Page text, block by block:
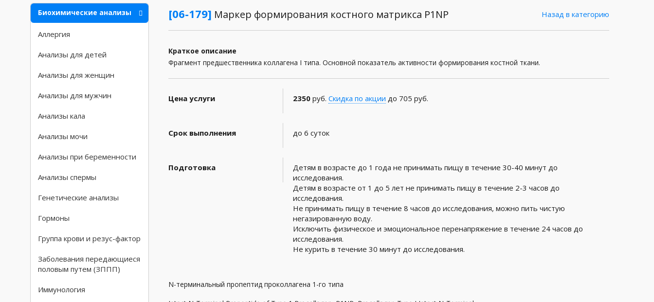
Биохимические анализы
Аллергия
Анализы для детей
Анализы для женщин
Анализы для мужчин
Анализы кала
Анализы мочи
Анализы при беременности
Анализы спермы
Генетические анализы
Гормоны
Группа крови и резус-фактор
Заболевания передающиеся
половым путем (ЗППП)
Иммунология
[06-179] Маркер формирования костного матрикса P1NP Назад в категорию
Краткое описание
Фрагмент предшественника коллагена I типа. Основной показатель активности формирования костной ткани.
Цена услуги 2350 руб. Скидка по акции до 705 руб.
Срок выполнения до 6 суток
Подготовка
Детям в возрасте до 1 года не принимать пищу в течение 30-40 минут до
исследования.
Детям в возрасте от 1 до 5 лет не принимать пищу в течение 2-3 часов до
исследования.
Не принимать пищу в течение 8 часов до исследования, можно пить чистую
негазированную воду.
Исключить физическое и эмоциональное перенапряжение в течение 24 часов до
исследования.
Не курить в течение 30 минут до исследования.
N-терминальный пропептид проколлагена 1-го типа